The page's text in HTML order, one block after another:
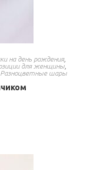
на день рождения,
для женщины
Разноцветные шары